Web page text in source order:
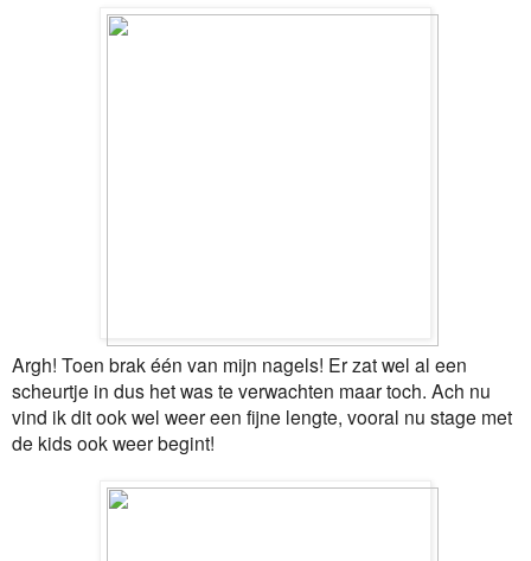
Argh! Toen brak één van mijn nagels! Er zat wel al een
scheurtje in dus het was te verwachten maar toch. Ach nu
vind ik dit ook wel weer een fijne lengte, vooral nu stage met
de kids ook weer begint!